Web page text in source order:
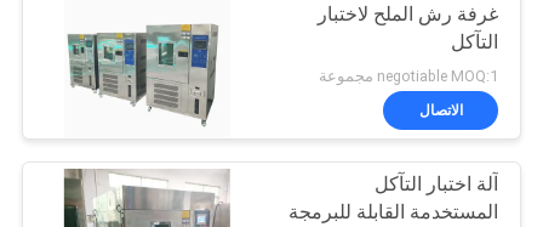
غرفة رش الملح لاختبار
التآكل
negotiable MOQ:1 مجموعة
الاتصال
آلة اختبار التآكل
المستخدمة القابلة للبرمجة